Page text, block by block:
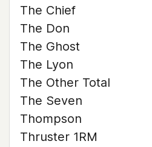
The Chief
The Don
The Ghost
The Lyon
The Other Total
The Seven
Thompson
Thruster 1RM